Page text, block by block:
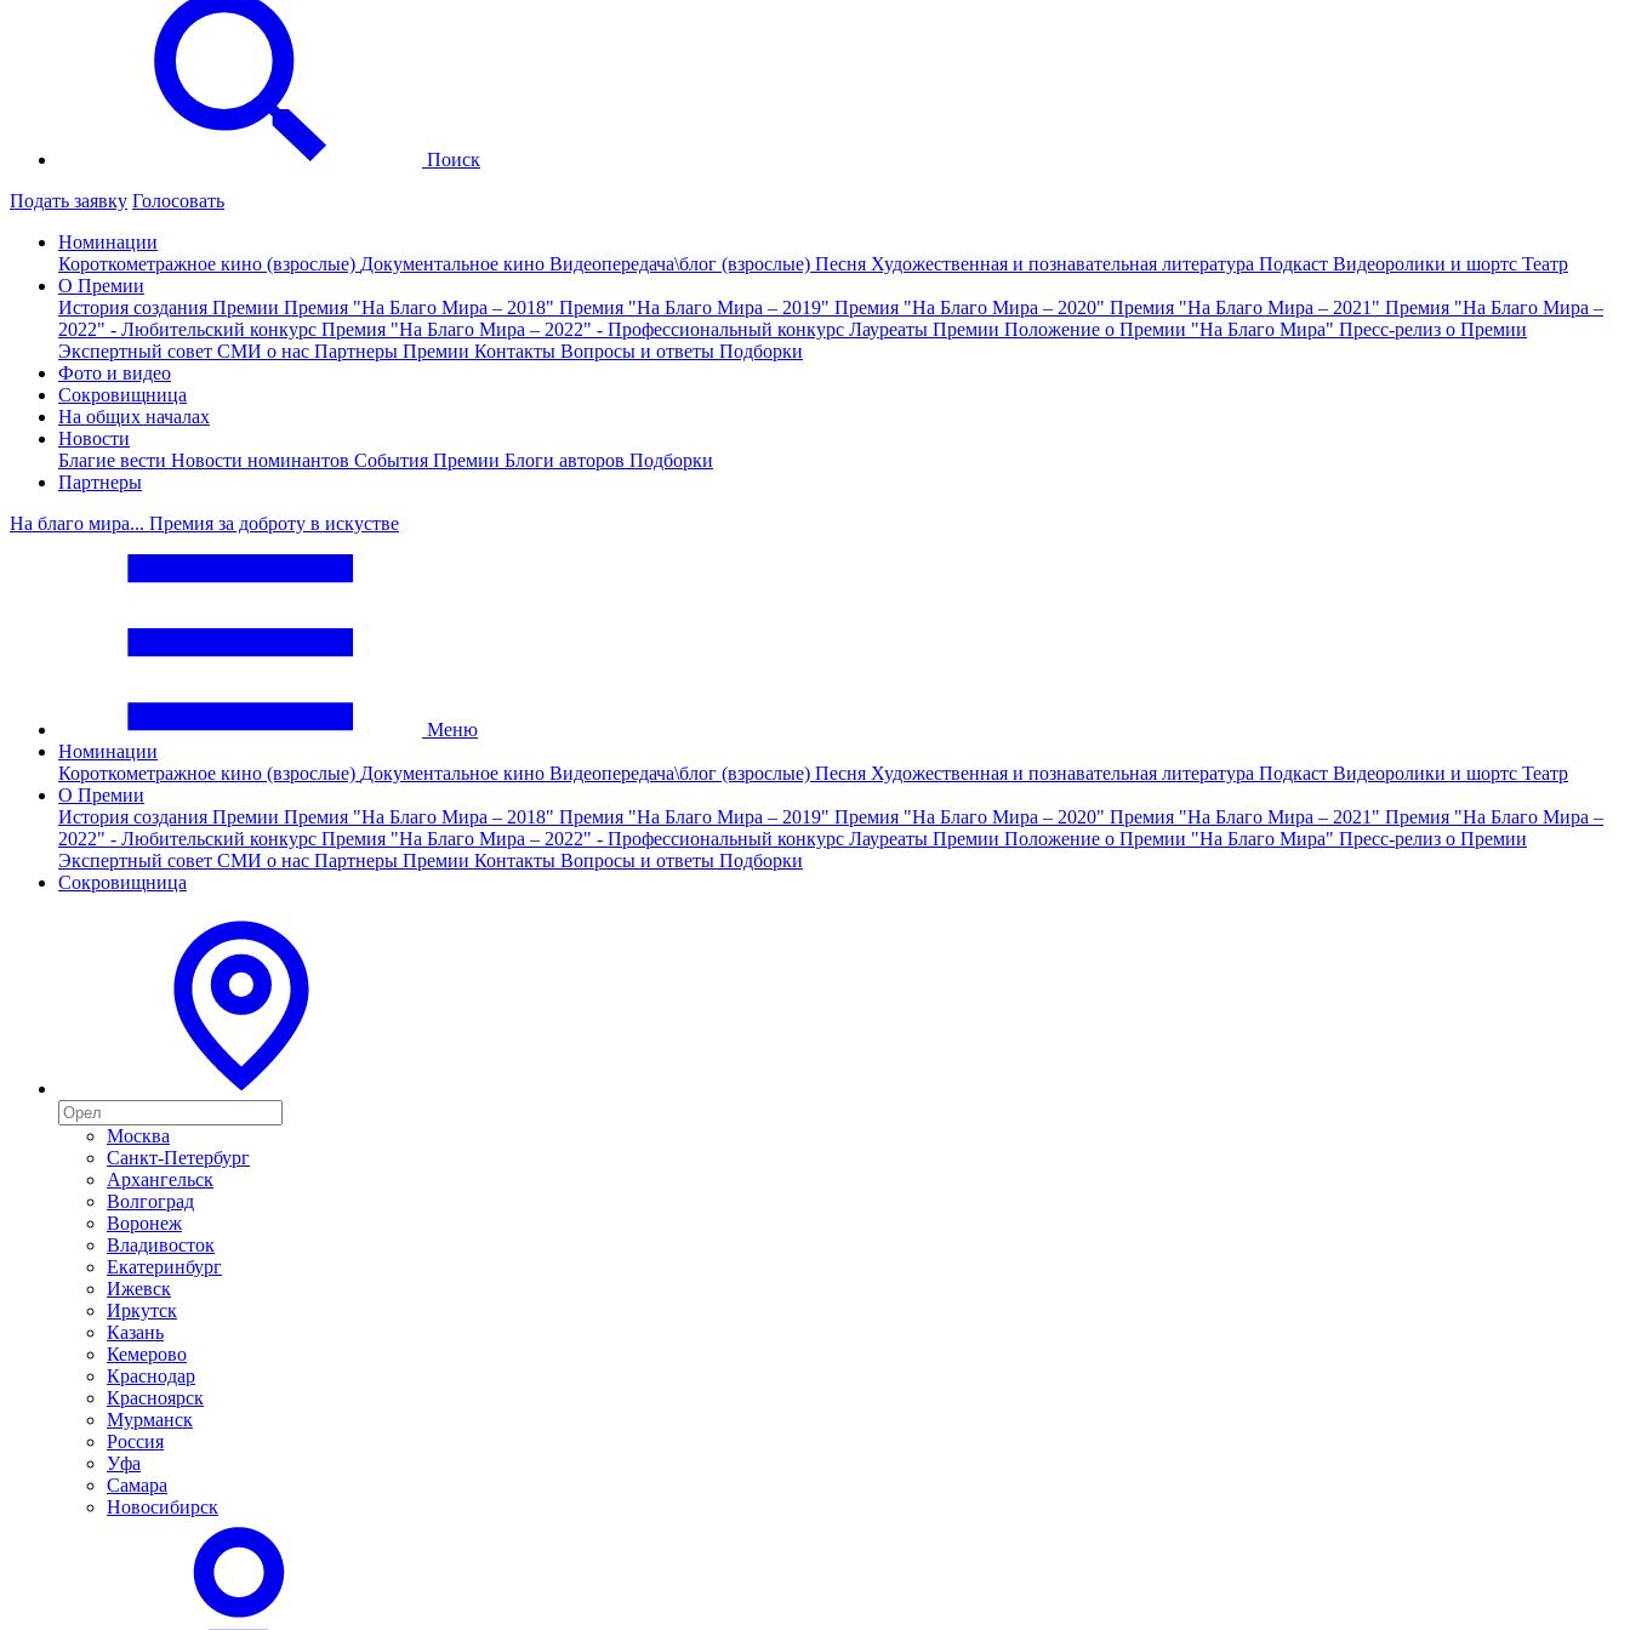
Поиск
Подать заявку Голосовать
Номинации
Короткометражное кино (взрослые) Документальное кино Видеопередача\блог (взрослые) Песня Художественная и познавательная литература Подкаст Видеоролики и шортс Театр
О Премии
История создания Премии Премия "На Благо Мира – 2018" Премия "На Благо Мира – 2019" Премия "На Благо Мира – 2020" Премия "На Благо Мира – 2021" Премия "На Благо Мира –
2022" - Любительский конкурс Премия "На Благо Мира – 2022" - Профессиональный конкурс Лауреаты Премии Положение о Премии "На Благо Мира" Пресс-релиз о Премии
Экспертный совет СМИ о нас Партнеры Премии Контакты Вопросы и ответы Подборки
Фото и видео
Сокровищница
На общих началах
Новости
Благие вести Новости номинантов События Премии Блоги авторов Подборки
Партнеры
На благо мира... Премия за доброту в искустве
Меню
Номинации
Короткометражное кино (взрослые) Документальное кино Видеопередача\блог (взрослые) Песня Художественная и познавательная литература Подкаст Видеоролики и шортс Театр
О Премии
История создания Премии Премия "На Благо Мира – 2018" Премия "На Благо Мира – 2019" Премия "На Благо Мира – 2020" Премия "На Благо Мира – 2021" Премия "На Благо Мира –
2022" - Любительский конкурс Премия "На Благо Мира – 2022" - Профессиональный конкурс Лауреаты Премии Положение о Премии "На Благо Мира" Пресс-релиз о Премии
Экспертный совет СМИ о нас Партнеры Премии Контакты Вопросы и ответы Подборки
Сокровищница
Москва
Санкт-Петербург
Архангельск
Волгоград
Воронеж
Владивосток
Екатеринбург
Ижевск
Иркутск
Казань
Кемерово
Краснодар
Красноярск
Мурманск
Россия
Уфа
Самара
Новосибирск